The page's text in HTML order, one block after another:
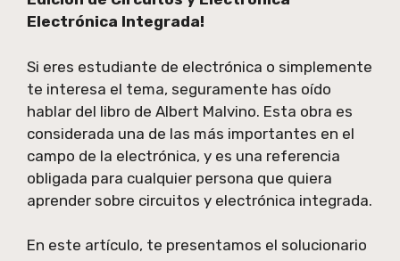
Electrónica Integrada!
Si eres estudiante de electrónica o simplemente
te interesa el tema, seguramente has oído
hablar del libro de Albert Malvino. Esta obra es
considerada una de las más importantes en el
campo de la electrónica, y es una referencia
obligada para cualquier persona que quiera
aprender sobre circuitos y electrónica integrada.
En este artículo, te presentamos el solucionario